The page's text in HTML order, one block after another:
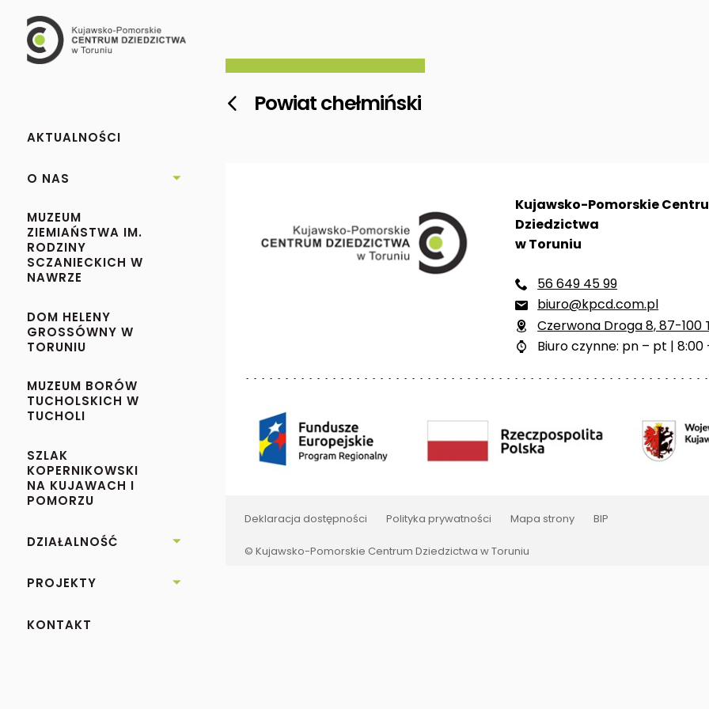
AKTUALNOŚCI
O NAS 
MUZEUM
ZIEMIAŃSTWA IM.
RODZINY
SCZANIECKICH W
NAWRZE
DOM HELENY
GROSSÓWNY W
TORUNIU
MUZEUM BORÓW
TUCHOLSKICH W
TUCHOLI
SZLAK
KOPERNIKOWSKI
NA KUJAWACH I
POMORZU
DZIAŁALNOŚĆ 
PROJEKTY 
KONTAKT
 Powiat chełmiński
Kujawsko-Pomorskie
Dziedzictwa
w Toruniu
 56 649 45 99
 biuro@kpcd.com.pl
 Czerwona Droga 8, 87-100
 Biuro czynne: pn – pt | 8:00
Deklaracja dostępności Polityka prywatności Mapa strony BIP
© Kujawsko-Pomorskie Centrum Dziedzictwa w Toruniu